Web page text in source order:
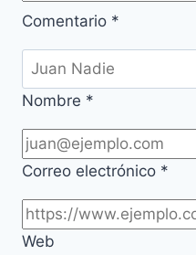
Comentario *
Nombre *
Correo electrónico *
Web